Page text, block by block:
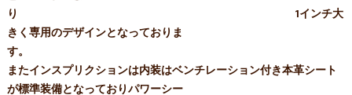
り 1インチ大
きく専用のデザインとなっておりま
す
またインスプリクションは内装はベンチレーション付き本革シート
が標準装備となっておりパワーシー